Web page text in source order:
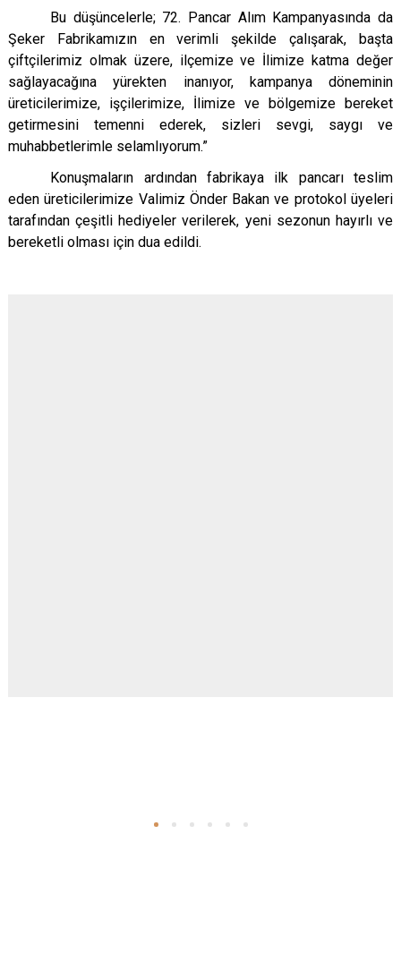
Bu düşüncelerle; 72. Pancar Alım Kampanyasında da
Şeker Fabrikamızın en verimli şekilde çalışarak, başta
çiftçilerimiz olmak üzere, ilçemize ve İlimize katma değer
sağlayacağına yürekten inanıyor, kampanya döneminin
üreticilerimize, işçilerimize, İlimize ve bölgemize bereket
getirmesini temenni ederek, sizleri sevgi, saygı ve
muhabbetlerimle selamlıyorum.”
Konuşmaların ardından fabrikaya ilk pancarı teslim
eden üreticilerimize Valimiz Önder Bakan ve protokol üyeleri
tarafından çeşitli hediyeler verilerek, yeni sezonun hayırlı ve
bereketli olması için dua edildi.